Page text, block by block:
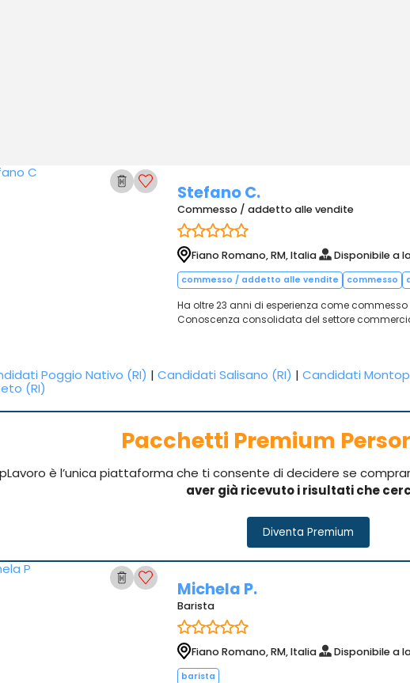
Stefano C.
Commesso / addetto alle vendite
Fiano Romano, RM, Italia Disponibile a
commesso / addetto alle vendite commesso
Ha oltre 23 anni di esperienza come commesso
Conoscenza consolidata del settore
Poggio Nativo (RI) | Candidati Salisano (RI) | Candidati
(RI)
Pacchetti Premium
è l’unica piattaforma che ti consente di decidere se
aver già ricevuto i risultati che
Diventa Premium
Michela P.
Barista
Fiano Romano, RM, Italia Disponibile a
barista